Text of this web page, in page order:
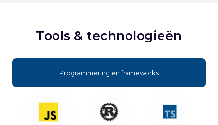
Tools & technologieën
Programmering en frameworks